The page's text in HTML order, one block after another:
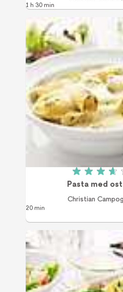
1 h 30 min
Betyg:
Pasta med
Christian
20 min